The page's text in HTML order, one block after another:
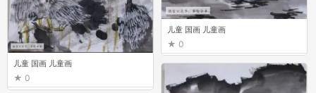
儿童 国画 儿童画
0
儿童 国画 儿童画
0